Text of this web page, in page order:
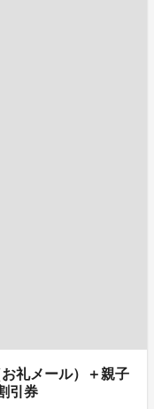
礼メール）＋親子
引券